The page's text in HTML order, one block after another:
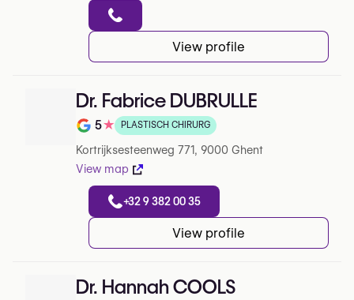
View profile
Dr. Fabrice DUBRULLE
Note de 5 sur 5 sur Google
5★ PLASTISCH CHIRURG
Kortrijksesteenweg 771, 9000 Ghent
View map
+32 9 382 00 35
View profile
Dr. Hannah COOLS